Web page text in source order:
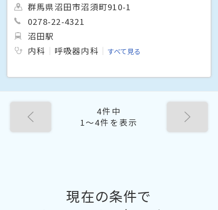
群馬県沼田市沼須町910-1
0278-22-4321
沼田駅
内科
呼吸器内科 すべて見る
4件中
1〜4件を表示
現在の条件で